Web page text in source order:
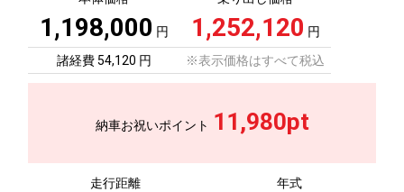
1,198,000 円 1,252,120 円
諸経費 54,120 円
※表示価格はすべて税込
納車お祝いポイント 11,980pt
走行距離 年式